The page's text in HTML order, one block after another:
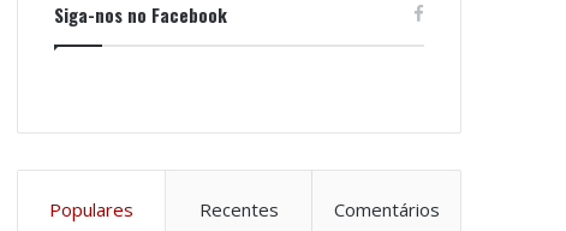
Siga-nos no Facebook
Populares Recentes Comentários